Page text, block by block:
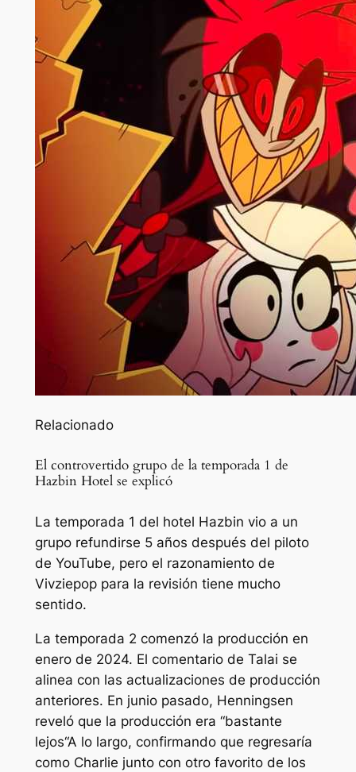
Relacionado
El controvertido grupo de la temporada 1 de
Hazbin Hotel se explicó
La temporada 1 del hotel Hazbin vio a un
grupo refundirse 5 años después del piloto
de YouTube, pero el razonamiento de
Vivziepop para la revisión tiene mucho
sentido.
La temporada 2 comenzó la producción en
enero de 2024. El comentario de Talai se
alinea con las actualizaciones de producción
anteriores. En junio pasado, Henningsen
reveló que la producción era “bastante
lejos“A lo largo, confirmando que regresaría
como Charlie junto con otro favorito de los